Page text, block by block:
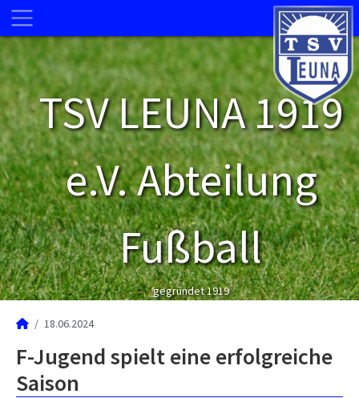
TSV LEUNA 1919
e.V. Abteilung
Fußball
gegründet 1919
18.06.2024
F-Jugend spielt eine erfolgreiche
Saison